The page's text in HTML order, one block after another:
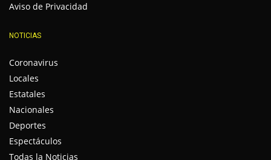
Aviso de Privacidad
NOTICIAS
Coronavirus
Locales
Estatales
Nacionales
Deportes
Espectáculos
Todas la Noticias